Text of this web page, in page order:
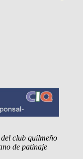
club quilmeño
de patinaje